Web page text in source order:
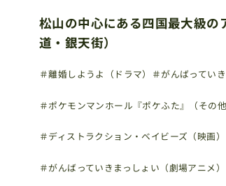
松山の中心にある四国最大級の
道・銀天街）
＃離婚しようよ（ドラマ） ＃がんばってい
＃ポケモンマンホール『ポケふた』（その他
＃ディストラクション・ベイビーズ（映画）
＃がんばっていきまっしょい（劇場アニメ）